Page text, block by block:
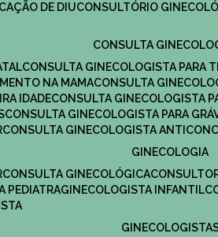
DE DIU
CONSULTÓRIO
CONSULTA
CONSULTA GINECOLOGISTA PARA
NA MAMA
CONSULTA
IDADE
CONSULTA GINECOLOGISTA
CONSULTA GINECOLOGISTA PARA
CONSULTA GINECOLOGISTA
GINECOLOGIA
CONSULTA GINECOLÓGICA​
PEDIATRA​ GINECOLOGISTA INFANTIL​